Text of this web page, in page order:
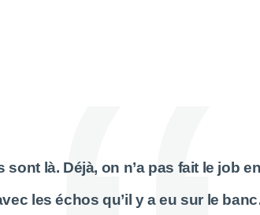
sont là. Déjà, on n’a pas fait le job
les échos qu’il y a eu sur le